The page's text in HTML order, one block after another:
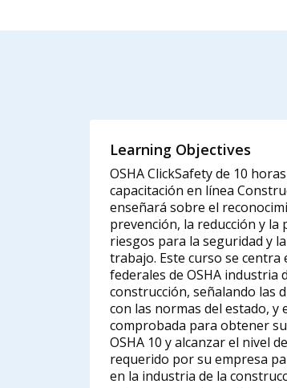
Learning Objectives
OSHA ClickSafety de 10
capacitación en línea
enseñará sobre el
prevención, la reducción y la
riesgos para la seguridad y
trabajo. Este curso se centra
federales de OSHA industria
construcción, señalando las
con las normas del estado, y
comprobada para obtener
OSHA 10 y alcanzar el nivel
requerido por su empresa
en la industria de la